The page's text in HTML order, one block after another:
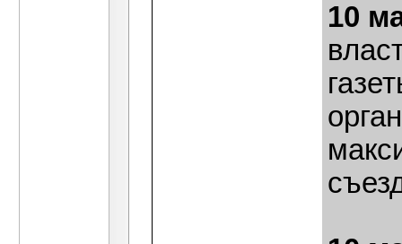
10